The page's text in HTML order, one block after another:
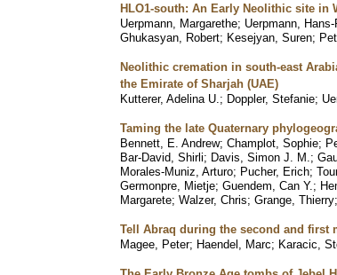
HLO1-south: An Early Neolithic site in
Uerpmann, Margarethe; Uerpmann,
Ghukasyan, Robert; Kesejyan, Suren;
Neolithic cremation in south-east
the Emirate of Sharjah (UAE)
Kutterer, Adelina U. ; Doppler, Stefanie;
Taming the late Quaternary
Bennett, E. Andrew; Champlot, Sophie;
Bar-David, Shirli; Davis, Simon J. M. ;
Morales-Muniz, Arturo; Pucher, Erich;
Germonpre, Mietje; Guendem, Can Y. ;
Margarete; Walzer, Chris; Grange, Thierry;
Tell Abraq during the second and first
Magee, Peter; Haendel, Marc; Karacic,